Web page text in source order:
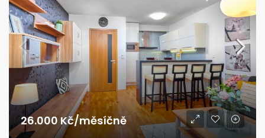
26.000 Kč/měsíčně